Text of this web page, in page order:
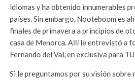
idiomas y ha obtenido innumerables
países. Sin embargo, Nooteboom es
finales de primavera a principios de
casa de Menorca. Allí le entrevistó a
Fernando del Val, en exclusiva para
Si le preguntamos por su visión sobre